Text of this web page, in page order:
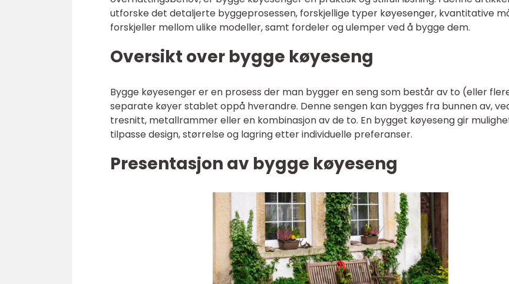
utforske det detaljerte byggeprosessen, forskjellige typer køyesenger, kvantitative
forskjeller mellom ulike modeller, samt fordeler og ulemper ved å bygge dem.
Oversikt over bygge køyeseng
Bygge køyesenger er en prosess der man bygger en seng som består av to (eller
separate køyer stablet oppå hverandre. Denne sengen kan bygges fra bunnen av,
tresnitt, metallrammer eller en kombinasjon av de to. En bygget køyeseng gir
tilpasse design, størrelse og lagring etter individuelle preferanser.
Presentasjon av bygge køyeseng